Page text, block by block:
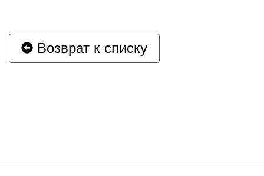
Возврат к списку